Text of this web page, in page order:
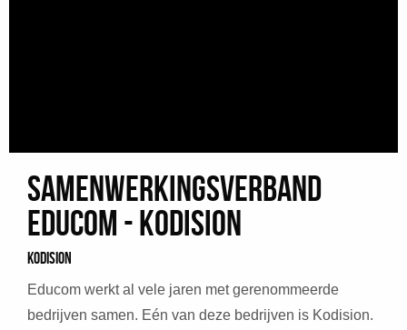
Samenwerkingsverband
Educom - Kodision
Kodision
Educom werkt al vele jaren met gerenommeerde
bedrijven samen. Eén van deze bedrijven is Kodision.